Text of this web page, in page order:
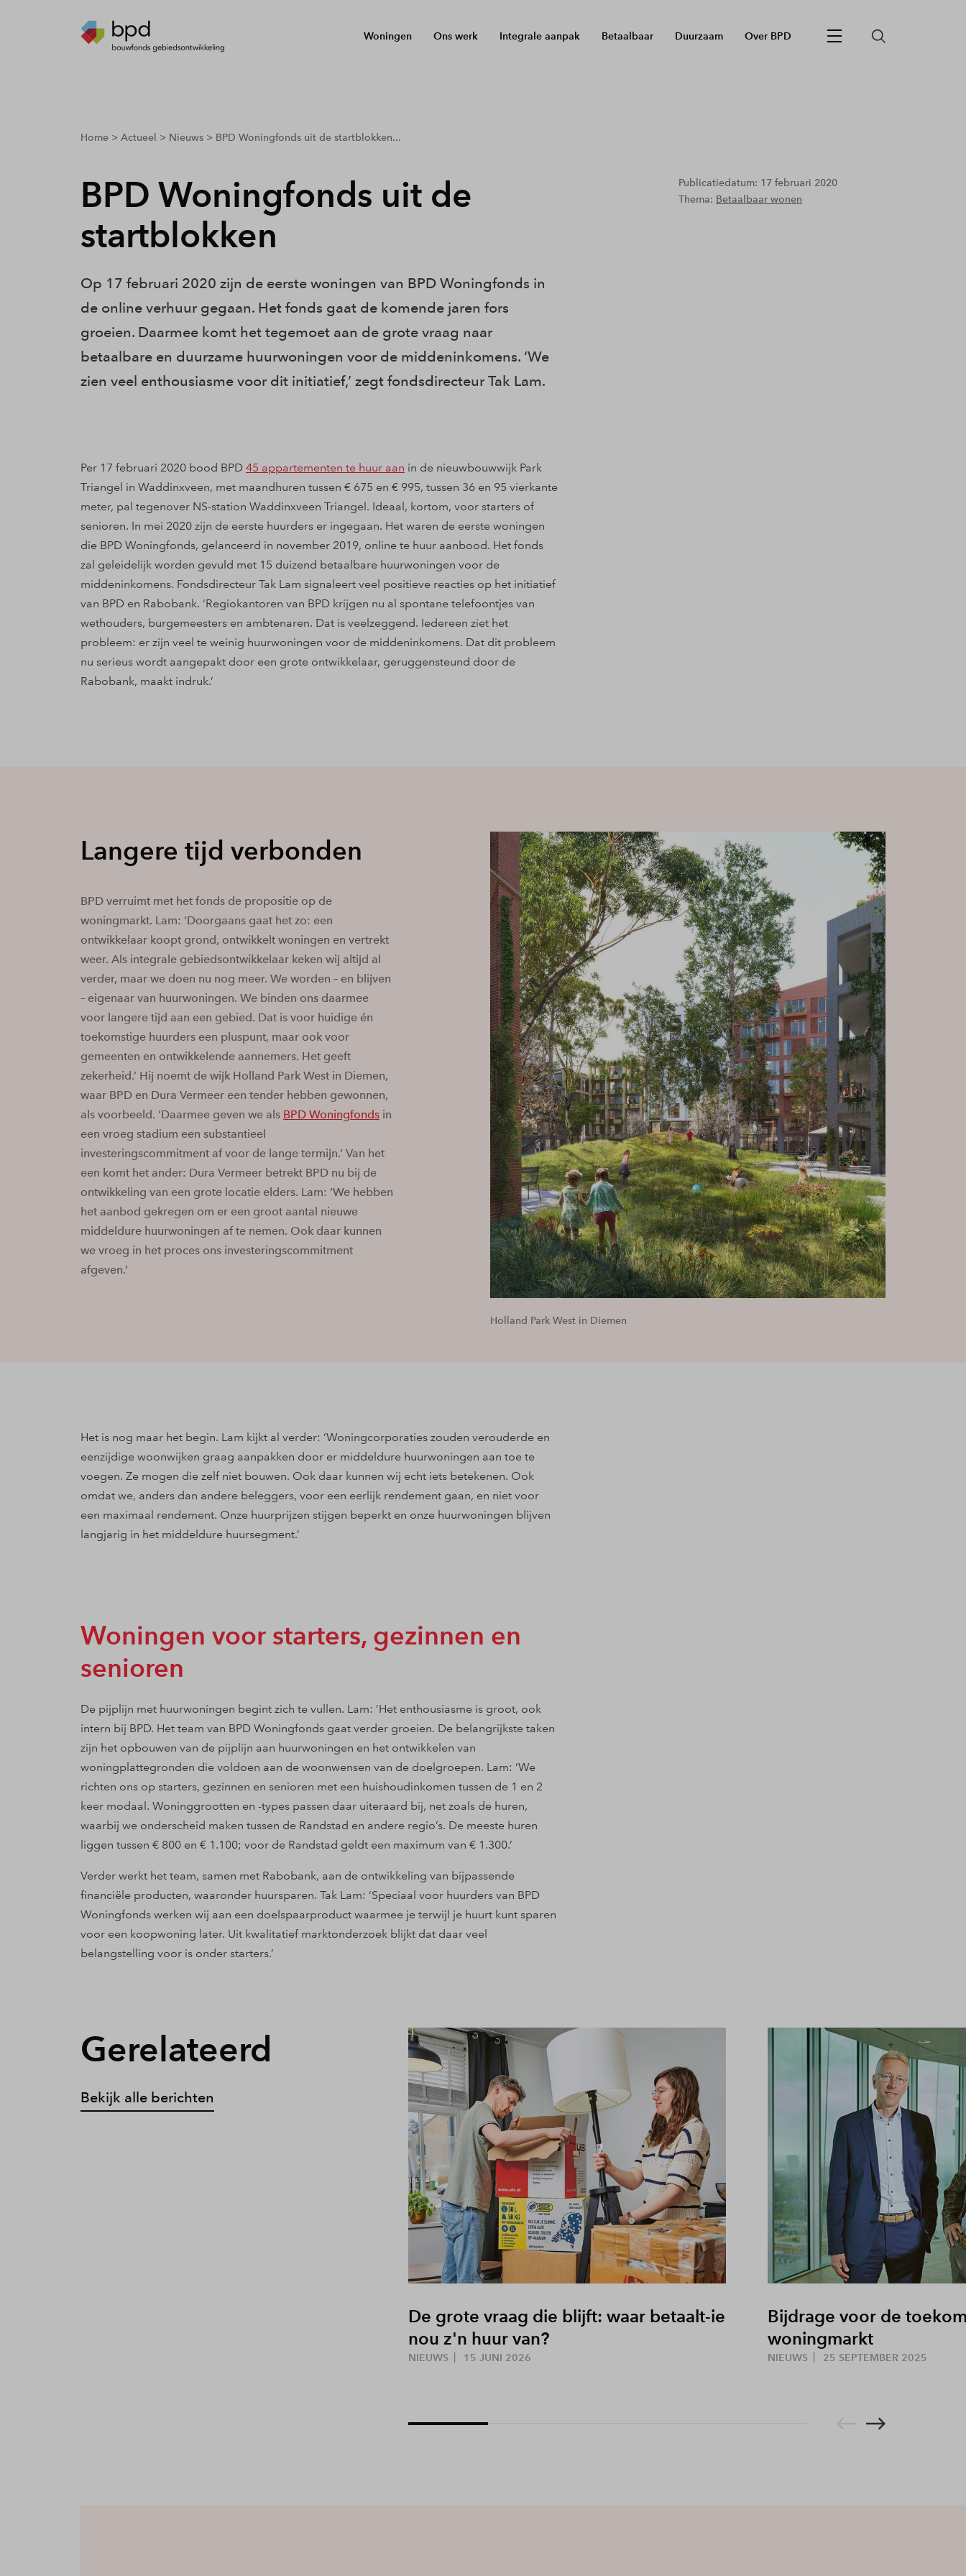
Woningen Ons werk Integrale aanpak Betaalbaar Duurzaam Over BPD
breadcrumbs.youarehere
Home Actueel Nieuws BPD Woningfonds uit de startblokken...
BPD Woningfonds uit de
startblokken
Op 17 februari 2020 zijn de eerste woningen van BPD Woningfonds in
de online verhuur gegaan. Het fonds gaat de komende jaren fors
groeien. Daarmee komt het tegemoet aan de grote vraag naar
betaalbare en duurzame huurwoningen voor de middeninkomens. ‘We
zien veel enthousiasme voor dit initiatief,’ zegt fondsdirecteur Tak Lam.
Publicatiedatum: 17 februari 2020
Thema: Betaalbaar wonen
Per 17 februari 2020 bood BPD 45 appartementen te huur aan in de nieuwbouwwijk Park
Triangel in Waddinxveen, met maandhuren tussen € 675 en € 995, tussen 36 en 95 vierkante
meter, pal tegenover NS-station Waddinxveen Triangel. Ideaal, kortom, voor starters of
senioren. In mei 2020 zijn de eerste huurders er ingegaan. Het waren de eerste woningen
die BPD Woningfonds, gelanceerd in november 2019, online te huur aanbood. Het fonds
zal geleidelijk worden gevuld met 15 duizend betaalbare huurwoningen voor de
middeninkomens. Fondsdirecteur Tak Lam signaleert veel positieve reacties op het initiatief
van BPD en Rabobank. ‘Regiokantoren van BPD krijgen nu al spontane telefoontjes van
wethouders, burgemeesters en ambtenaren. Dat is veelzeggend. Iedereen ziet het
probleem: er zijn veel te weinig huurwoningen voor de middeninkomens. Dat dit probleem
nu serieus wordt aangepakt door een grote ontwikkelaar, geruggensteund door de
Rabobank, maakt indruk.’
Holland Park West in Diemen
Langere tijd verbonden
BPD verruimt met het fonds de propositie op de
woningmarkt. Lam: ‘Doorgaans gaat het zo: een
ontwikkelaar koopt grond, ontwikkelt woningen en vertrekt
weer. Als integrale gebiedsontwikkelaar keken wij altijd al
verder, maar we doen nu nog meer. We worden – en blijven
– eigenaar van huurwoningen. We binden ons daarmee
voor langere tijd aan een gebied. Dat is voor huidige én
toekomstige huurders een pluspunt, maar ook voor
gemeenten en ontwikkelende aannemers. Het geeft
zekerheid.’ Hij noemt de wijk Holland Park West in Diemen,
waar BPD en Dura Vermeer een tender hebben gewonnen,
als voorbeeld. ‘Daarmee geven we als BPD Woningfondsin
een vroeg stadium een substantieel
investeringscommitment af voor de lange termijn.’ Van het
een komt het ander: Dura Vermeer betrekt BPD nu bij de
ontwikkeling van een grote locatie elders. Lam: ‘We hebben
het aanbod gekregen om er een groot aantal nieuwe
middeldure huurwoningen af te nemen. Ook daar kunnen
we vroeg in het proces ons investeringscommitment
afgeven.’
Het is nog maar het begin. Lam kijkt al verder: ‘Woningcorporaties zouden verouderde en
eenzijdige woonwijken graag aanpakken door er middeldure huurwoningen aan toe te
voegen. Ze mogen die zelf niet bouwen. Ook daar kunnen wij echt iets betekenen. Ook
omdat we, anders dan andere beleggers, voor een eerlijk rendement gaan, en niet voor
een maximaal rendement. Onze huurprijzen stijgen beperkt en onze huurwoningen blijven
langjarig in het middeldure huursegment.’
Woningen voor starters, gezinnen en
senioren
De pijplijn met huurwoningen begint zich te vullen. Lam: ‘Het enthousiasme is groot, ook
intern bij BPD. Het team van BPD Woningfonds gaat verder groeien. De belangrijkste taken
zijn het opbouwen van de pijplijn aan huurwoningen en het ontwikkelen van
woningplattegronden die voldoen aan de woonwensen van de doelgroepen. Lam: ‘We
richten ons op starters, gezinnen en senioren met een huishoudinkomen tussen de 1 en 2
keer modaal. Woninggrootten en -types passen daar uiteraard bij, net zoals de huren,
waarbij we onderscheid maken tussen de Randstad en andere regio’s. De meeste huren
liggen tussen € 800 en € 1.100; voor de Randstad geldt een maximum van € 1.300.’
Verder werkt het team, samen met Rabobank, aan de ontwikkeling van bijpassende
financiële producten, waaronder huursparen. Tak Lam: ‘Speciaal voor huurders van BPD
Woningfonds werken wij aan een doelspaarproduct waarmee je terwijl je huurt kunt sparen
voor een koopwoning later. Uit kwalitatief marktonderzoek blijkt dat daar veel
belangstelling voor is onder starters.’
Gerelateerd
Bekijk alle berichten
De grote vraag die blijft: waar betaalt-ie
nou z'n huur van?
NIEUWS 15 JUNI 2026
Bijdrage voor de
woningmarkt
NIEUWS 25 SEPTEMBER 2025